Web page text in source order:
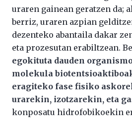
uraren gainean geratzen da;
berriz, uraren azpian
dezenteko abantaila dakar
eta prozesutan erabiltzean.
egokituta dauden
molekula
eragiteko fase fisiko
urarekin, izotzarekin, eta
konposatu hidrofobikoekin